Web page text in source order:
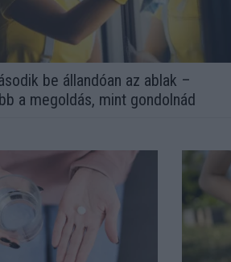
be állandóan az ablak –
a megoldás, mint gondolnád